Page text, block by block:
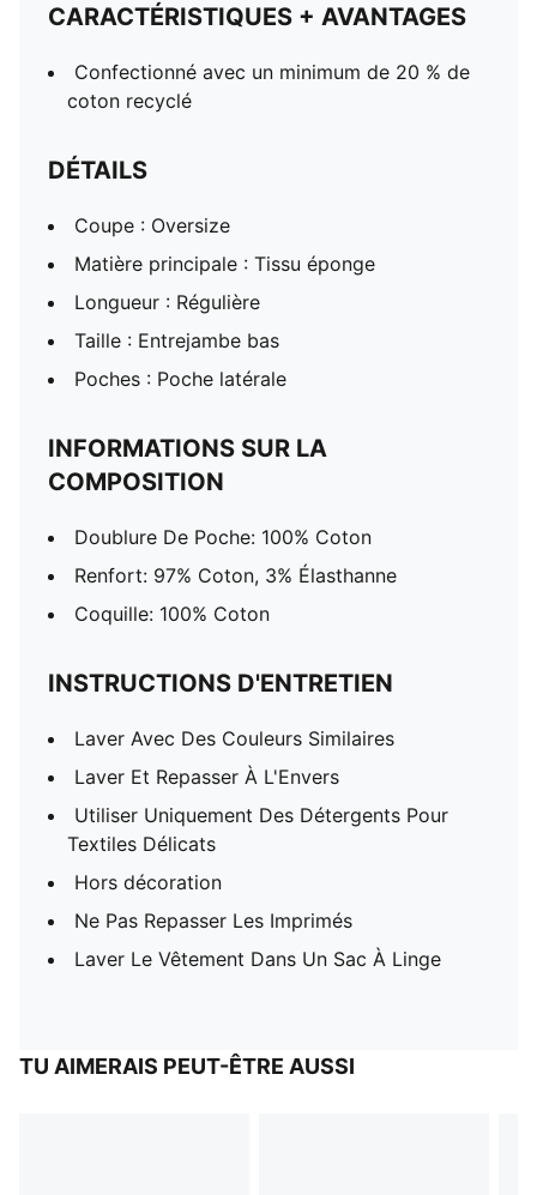
CARACTÉRISTIQUES + AVANTAGES
Confectionné avec un minimum de 20 % de
coton recyclé
DÉTAILS
Coupe : Oversize
Matière principale : Tissu éponge
Longueur : Régulière
Taille : Entrejambe bas
Poches : Poche latérale
INFORMATIONS SUR LA
COMPOSITION
Doublure De Poche: 100% Coton
Renfort: 97% Coton, 3% Élasthanne
Coquille: 100% Coton
INSTRUCTIONS D'ENTRETIEN
Laver Avec Des Couleurs Similaires
Laver Et Repasser À L'Envers
Utiliser Uniquement Des Détergents Pour
Textiles Délicats
Hors décoration
Ne Pas Repasser Les Imprimés
Laver Le Vêtement Dans Un Sac À Linge
TU AIMERAIS PEUT-ÊTRE AUSSI